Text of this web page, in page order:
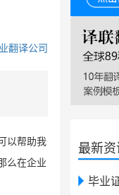
翻译公司
以帮助我
么在企业
最新
毕业